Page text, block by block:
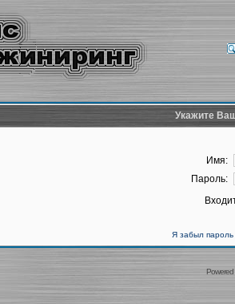
Укажите
Имя:
Пароль:
Я забыл пароль